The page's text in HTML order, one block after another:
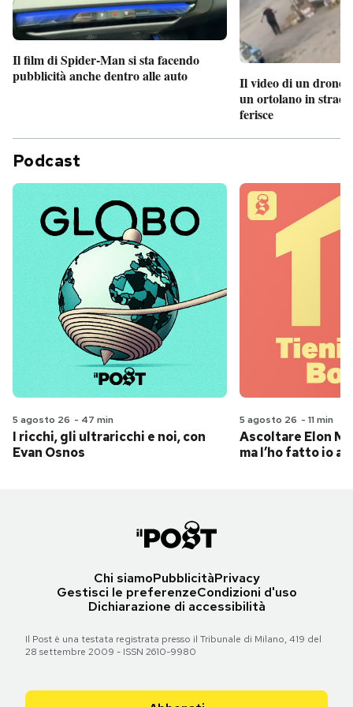
Il film di Spider-Man si sta facendo
pubblicità anche dentro alle auto
Il video di un drone
un ortolano in
ferisce
Podcast
5 agosto 26 - 47 min
I ricchi, gli ultraricchi e noi, con
Evan Osnos
5 agosto 26 - 11 min
Ascoltare Elon
ma l’ho fatto io
Chi siamoPubblicitàPrivacy
Gestisci le preferenzeCondizioni d'uso
Dichiarazione di accessibilità
Il Post è una testata registrata presso il Tribunale di Milano, 419 del
28 settembre 2009 - ISSN 2610-9980